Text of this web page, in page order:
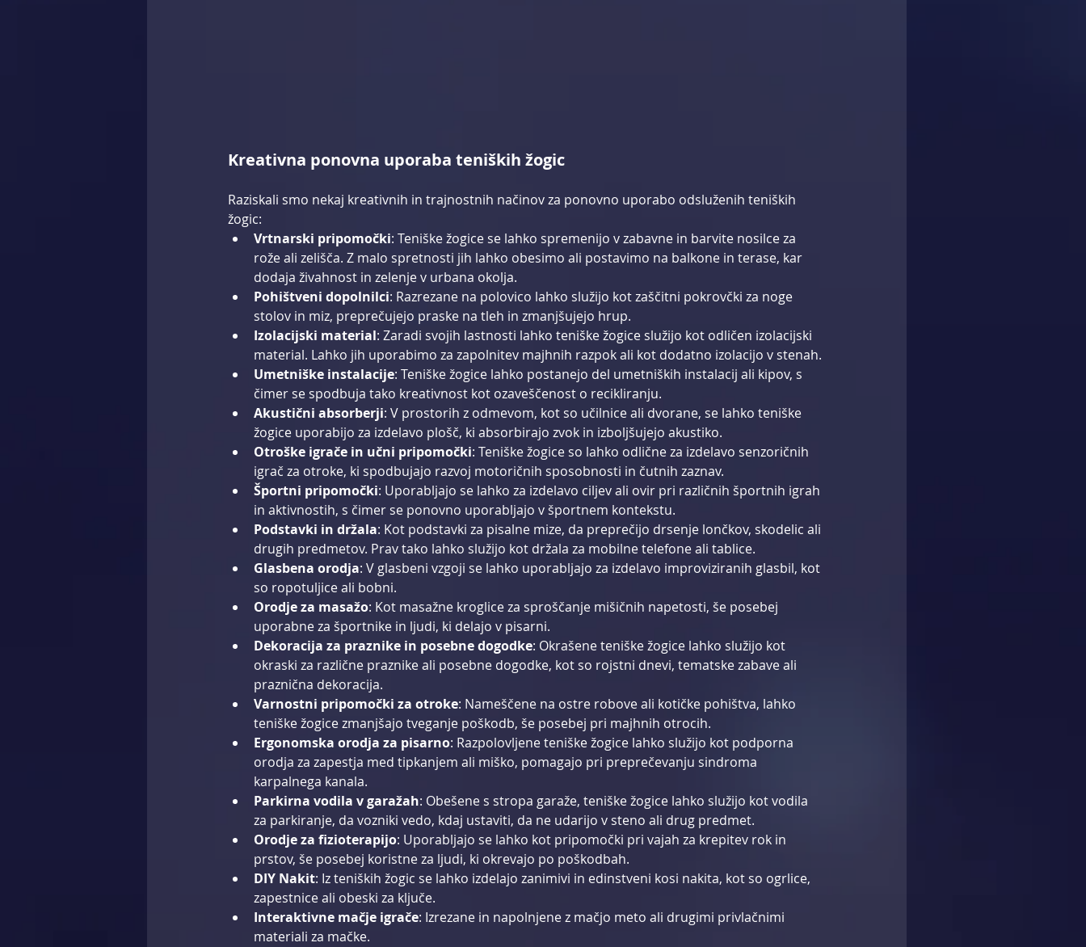
Kreativna ponovna uporaba teniških žogic
Raziskali smo nekaj kreativnih in trajnostnih načinov za ponovno uporabo odsluženih teniških
žogic:
Vrtnarski pripomočki: Teniške žogice se lahko spremenijo v zabavne in barvite nosilce za
rože ali zelišča. Z malo spretnosti jih lahko obesimo ali postavimo na balkone in terase, kar
dodaja živahnost in zelenje v urbana okolja.
Pohištveni dopolnilci: Razrezane na polovico lahko služijo kot zaščitni pokrovčki za noge
stolov in miz, preprečujejo praske na tleh in zmanjšujejo hrup.
Izolacijski material: Zaradi svojih lastnosti lahko teniške žogice služijo kot odličen izolacijski
material. Lahko jih uporabimo za zapolnitev majhnih razpok ali kot dodatno izolacijo v stenah.
Umetniške instalacije: Teniške žogice lahko postanejo del umetniških instalacij ali kipov, s
čimer se spodbuja tako kreativnost kot ozaveščenost o recikliranju.
Akustični absorberji: V prostorih z odmevom, kot so učilnice ali dvorane, se lahko teniške
žogice uporabijo za izdelavo plošč, ki absorbirajo zvok in izboljšujejo akustiko.
Otroške igrače in učni pripomočki: Teniške žogice so lahko odlične za izdelavo senzoričnih
igrač za otroke, ki spodbujajo razvoj motoričnih sposobnosti in čutnih zaznav.
Športni pripomočki: Uporabljajo se lahko za izdelavo ciljev ali ovir pri različnih športnih igrah
in aktivnostih, s čimer se ponovno uporabljajo v športnem kontekstu.
Podstavki in držala: Kot podstavki za pisalne mize, da preprečijo drsenje lončkov, skodelic ali
drugih predmetov. Prav tako lahko služijo kot držala za mobilne telefone ali tablice.
Glasbena orodja: V glasbeni vzgoji se lahko uporabljajo za izdelavo improviziranih glasbil, kot
so ropotuljice ali bobni.
Orodje za masažo: Kot masažne kroglice za sproščanje mišičnih napetosti, še posebej
uporabne za športnike in ljudi, ki delajo v pisarni.
Dekoracija za praznike in posebne dogodke: Okrašene teniške žogice lahko služijo kot
okraski za različne praznike ali posebne dogodke, kot so rojstni dnevi, tematske zabave ali
praznična dekoracija.
Varnostni pripomočki za otroke: Nameščene na ostre robove ali kotičke pohištva, lahko
teniške žogice zmanjšajo tveganje poškodb, še posebej pri majhnih otrocih.
Ergonomska orodja za pisarno: Razpolovljene teniške žogice lahko služijo kot podporna
orodja za zapestja med tipkanjem ali miško, pomagajo pri preprečevanju sindroma
karpalnega kanala.
Parkirna vodila v garažah: Obešene s stropa garaže, teniške žogice lahko služijo kot vodila
za parkiranje, da vozniki vedo, kdaj ustaviti, da ne udarijo v steno ali drug predmet.
Orodje za fizioterapijo: Uporabljajo se lahko kot pripomočki pri vajah za krepitev rok in
prstov, še posebej koristne za ljudi, ki okrevajo po poškodbah.
DIY Nakit: Iz teniških žogic se lahko izdelajo zanimivi in edinstveni kosi nakita, kot so ogrlice,
zapestnice ali obeski za ključe.
Interaktivne mačje igrače: Izrezane in napolnjene z mačjo meto ali drugimi privlačnimi
materiali za mačke.